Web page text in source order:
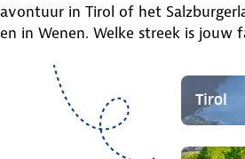
in Tirol of het
in Wenen. Welke streek is jouw
Tirol